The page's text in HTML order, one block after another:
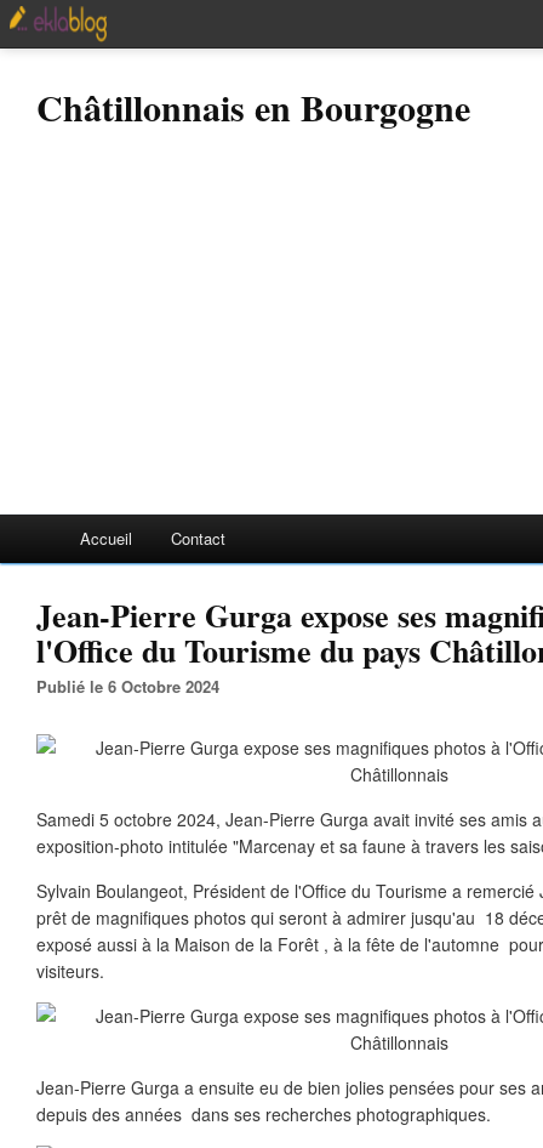
Châtillonnais en Bourgogne
Accueil Contact
Jean-Pierre Gurga expose ses
l'Office du Tourisme du pays
Publié le 6 Octobre 2024
Samedi 5 octobre 2024, Jean-Pierre Gurga avait invité ses amis
exposition-photo intitulée "Marcenay et sa faune à travers les
Sylvain Boulangeot, Président de l'Office du Tourisme a
prêt de magnifiques photos qui seront à admirer jusqu'au 18
exposé aussi à la Maison de la Forêt , à la fête de l'automne
visiteurs.
Jean-Pierre Gurga a ensuite eu de bien jolies pensées pour ses
depuis des années dans ses recherches photographiques.